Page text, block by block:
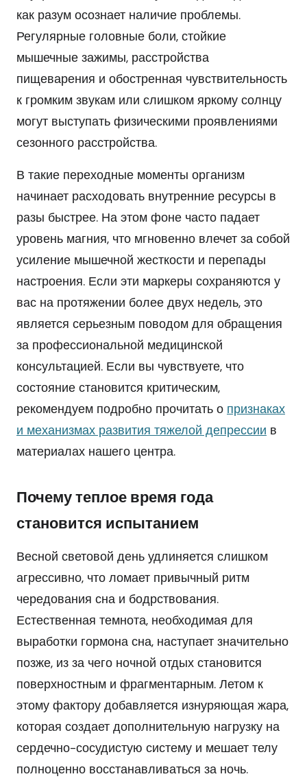
как разум осознает наличие проблемы.
Регулярные головные боли, стойкие
мышечные зажимы, расстройства
пищеварения и обостренная чувствительность
к громким звукам или слишком яркому солнцу
могут выступать физическими проявлениями
сезонного расстройства.
В такие переходные моменты организм
начинает расходовать внутренние ресурсы в
разы быстрее. На этом фоне часто падает
уровень магния, что мгновенно влечет за собой
усиление мышечной жесткости и перепады
настроения. Если эти маркеры сохраняются у
вас на протяжении более двух недель, это
является серьезным поводом для обращения
за профессиональной медицинской
консультацией. Если вы чувствуете, что
состояние становится критическим,
рекомендуем подробно прочитать о признаках
и механизмах развития тяжелой депрессии в
материалах нашего центра.
Почему теплое время года
становится испытанием
Весной световой день удлиняется слишком
агрессивно, что ломает привычный ритм
чередования сна и бодрствования.
Естественная темнота, необходимая для
выработки гормона сна, наступает значительно
позже, из за чего ночной отдых становится
поверхностным и фрагментарным. Летом к
этому фактору добавляется изнуряющая жара,
которая создает дополнительную нагрузку на
сердечно-сосудистую систему и мешает телу
полноценно восстанавливаться за ночь.